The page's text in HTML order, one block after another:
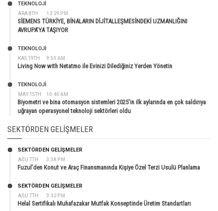
ARA 8TH 12:29 PM
TEKNOLOJİ
SİEMENS TÜRKİYE, BİNALARIN DİJİTALLEŞMESİNDEKİ UZMANLIĞINI
AVRUPA’YA TAŞIYOR
KAS 19TH 9:50 AM
TEKNOLOJİ
Living Now with Netatmo ile Evinizi Dilediğiniz Yerden Yönetin
MAY 15TH 10:40 AM
TEKNOLOJİ
Biyometri ve bina otomasyon sistemleri 2025’in ilk aylarında en çok saldırıya
uğrayan operasyonel teknoloji sektörleri oldu
SEKTÖRDEN GELIŞMELER
AĞU 7TH 3:38 PM
SEKTÖRDEN GELIŞMELER
Fuzul’den Konut ve Araç Finansmanında Kişiye Özel Terzi Usulü Planlama
AĞU 7TH 3:32 PM
SEKTÖRDEN GELIŞMELER
Helal Sertifikalı Muhafazakar Mutfak Konseptinde Üretim Standartları